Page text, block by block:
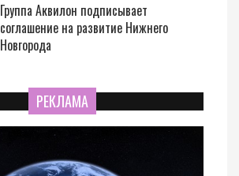
Группа Аквилон подписывает
соглашение на развитие Нижнего
Новгорода
РЕКЛАМА